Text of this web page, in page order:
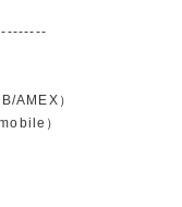
AMEX）
）